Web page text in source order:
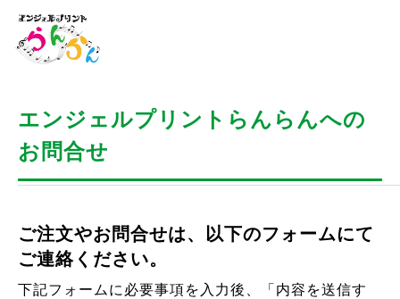
エンジェルプリントらんらんへの
お問合せ
ご注文やお問合せは、以下のフォームにて
ご連絡ください。
下記フォームに必要事項を入力後、「内容を送信す